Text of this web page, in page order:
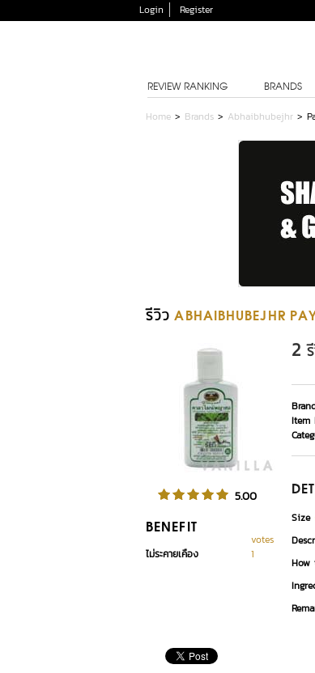
Login Register
REVIEW RANKING BRANDS
Home > Brands > Abhaibhubejhr >
รีวิว ABHAIBHUBEJHR
5.00
BENEFIT
votes
ไม่ระคายเคือง
1
2
Item
Size
How